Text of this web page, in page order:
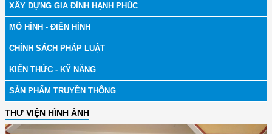
XÂY DỰNG GIA ĐÌNH HẠNH PHÚC
MÔ HÌNH - ĐIỂN HÌNH
CHÍNH SÁCH PHÁP LUẬT
KIẾN THỨC - KỸ NĂNG
SẢN PHẨM TRUYỀN THÔNG
THƯ VIỆN HÌNH ẢNH